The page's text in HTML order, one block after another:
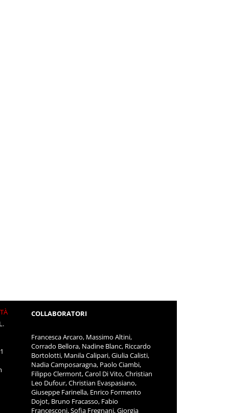
COLLABORATORI
Francesca Arcaro, Massimo Altini,
Corrado Bellora, Nadine Blanc, Riccardo
Bortolotti, Manila Calipari, Giulia Calisti,
Nadia Camposaragna, Paolo Ciambi,
Filippo Clermont, Carol Di Vito, Christian
Leo Dufour, Christian Evaspasiano,
Giuseppe Farinella, Enrico Formento
Dojot, Bruno Fracasso, Fabio
Francesconi, Sofia Fregnani, Giorgia